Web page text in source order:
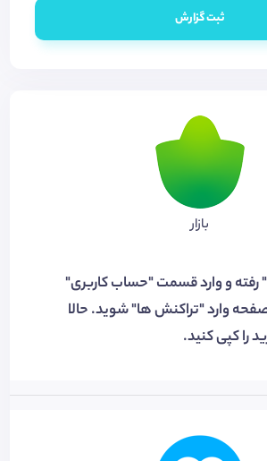
ثبت گزارش
بازار
رفته و وارد قسمت "حساب کاربری"
وارد "تراکنش ها" شوید. حالا
را کپی کنید.